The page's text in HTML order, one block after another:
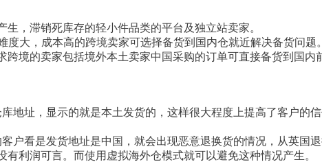
，滞销死库存的轻小件品类的平台及独立站卖家。
度大，成本高的跨境卖家可选择备货到国内仓就近解决备货问题
境的卖家包括境外本土卖家中国采购的订单可直接备货到国内
地址，显示的就是本土发货的，这样很大程度上提高了客户的
户看是发货地址是中国，就会出现恶意退换货的情况，从英国
利润可言。而使用虚拟海外仓模式就可以避免这种情况产生。